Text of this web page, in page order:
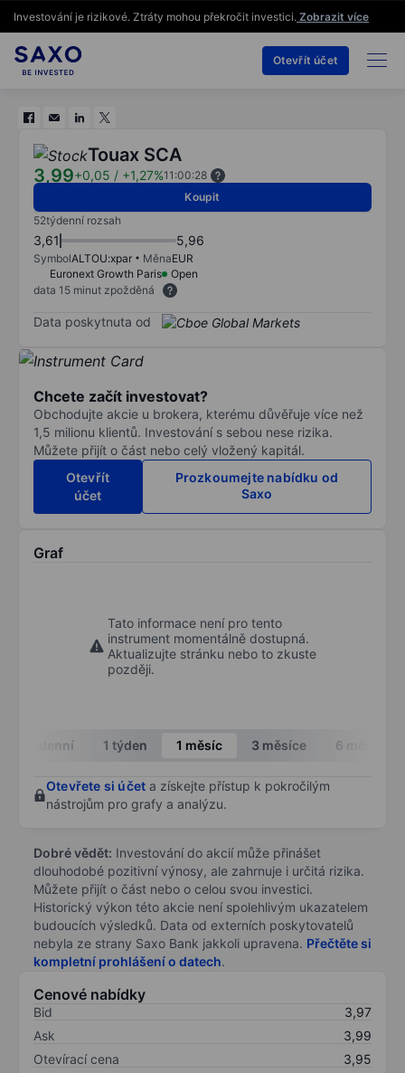
Investování je rizikové. Ztráty mohou překročit investici. Zobrazit více
Otevřít účet
Touax SCA
3,99+0,05 / +1,27%11:00:28
Koupit
52týdenní rozsah
3,61 5,96
SymbolALTOU:xpar MěnaEUR
Euronext Growth Paris
Open
data 15 minut zpožděná
Data poskytnuta od
Chcete začít investovat?
Obchodujte akcie u brokera, kterému důvěřuje více než
1,5 milionu klientů. Investování s sebou nese rizika.
Můžete přijít o část nebo celý vložený kapitál.
Otevřít
účet
Prozkoumejte nabídku od
Saxo
Graf
Tato informace není pro tento
instrument momentálně dostupná.
Aktualizujte stránku nebo to zkuste
později.
Intradenní 1 týden 1 měsíc 3 měsíce 6 měsíců
Otevřete si účet a získejte přístup k pokročilým
nástrojům pro grafy a analýzu.
Dobré vědět: Investování do akcií může přinášet
dlouhodobé pozitivní výnosy, ale zahrnuje i určitá rizika.
Můžete přijít o část nebo o celou svou investici.
Historický výkon této akcie není spolehlivým ukazatelem
budoucích výsledků. Data od externích poskytovatelů
nebyla ze strany Saxo Bank jakkoli upravena. Přečtěte si
kompletní prohlášení o datech.
Cenové nabídky
Bid
3,97
Ask
3,99
Otevírací cena
3,95